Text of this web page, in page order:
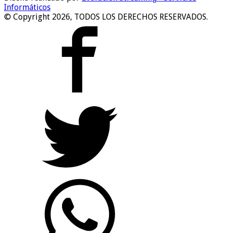
Informáticos
© Copyright 2026, TODOS LOS DERECHOS RESERVADOS.
Portal desarrollado y alojado por